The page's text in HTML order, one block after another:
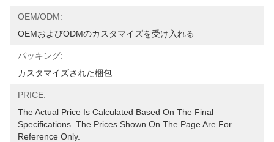
OEM/ODM:
OEMおよびODMのカスタマイズを受け入れる
パッキング:
カスタマイズされた梱包
PRICE:
The Actual Price Is Calculated Based On The Final
Specifications. The Prices Shown On The Page Are For
Reference Only.